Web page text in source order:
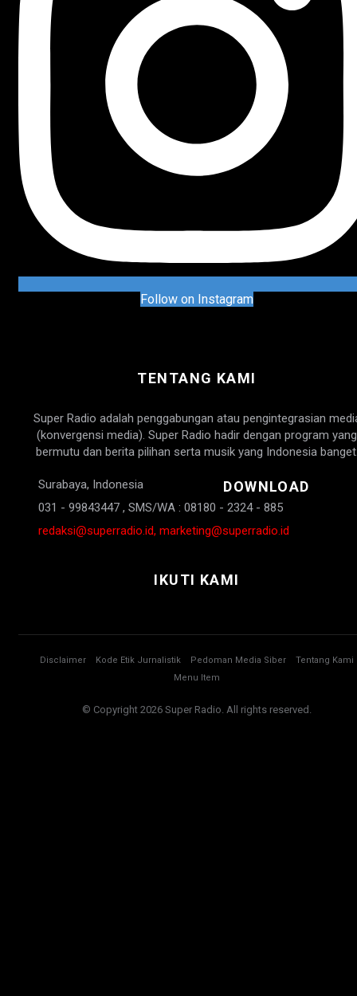
Follow on Instagram
TENTANG KAMI
Super Radio adalah penggabungan atau pengintegrasian
(konvergensi media). Super Radio hadir dengan program yang
bermutu dan berita pilihan serta musik yang Indonesia
Surabaya, Indonesia
031 - 99843447 , SMS/WA : 08180 - 2324 - 885
redaksi@superradio.id, marketing@superradio.id
DOWNLOAD
IKUTI KAMI
Disclaimer Kode Etik Jurnalistik Pedoman Media Siber
Tentang Kami
Menu Item
© Copyright 2026 Super Radio. All rights reserved.